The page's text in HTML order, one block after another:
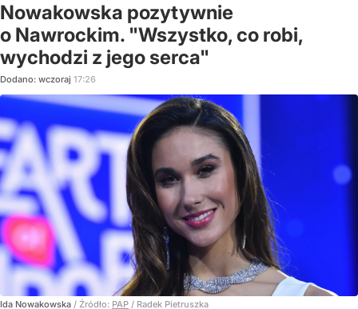
Nowakowska pozytywnie
o Nawrockim. "Wszystko, co robi,
wychodzi z jego serca"
Dodano: wczoraj 17:26
Ida Nowakowska / Źródło: PAP / Radek Pietruszka